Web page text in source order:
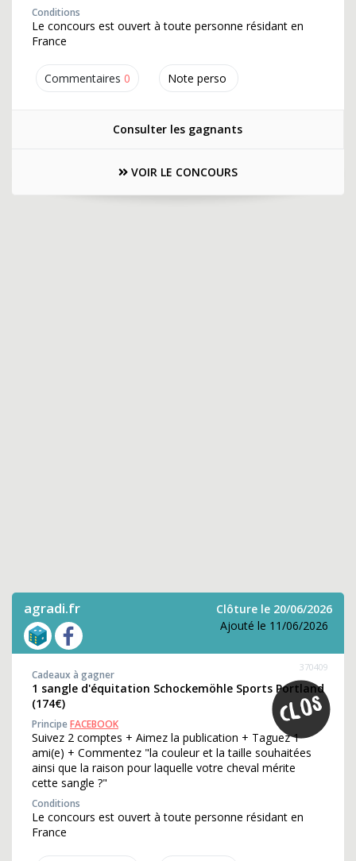
Commentaires 0 Note perso
Conditions
Le concours est ouvert à toute personne résidant en
France
Consulter les gagnants
VOIR LE CONCOURS
agradi.fr
Clôture le 20/06/2026
Ajouté le 11/06/2026
370409
Cadeaux à gagner
1 sangle d'équitation Schockemöhle Sports Portland
(174€)
PrincipeFACEBOOK
Suivez 2 comptes + Aimez la publication + Taguez 1
ami(e) + Commentez "la couleur et la taille souhaitées
ainsi que la raison pour laquelle votre cheval mérite
cette sangle ?"
Conditions
Le concours est ouvert à toute personne résidant en
France